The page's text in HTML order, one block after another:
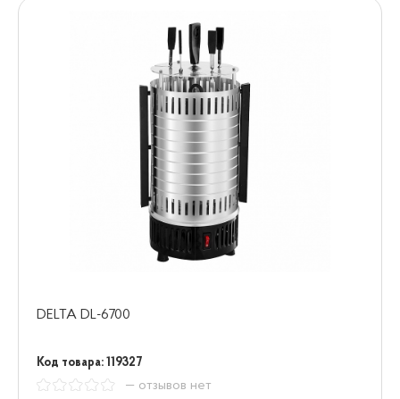
DELTA DL-6700
Код товара: 119327
— отзывов нет